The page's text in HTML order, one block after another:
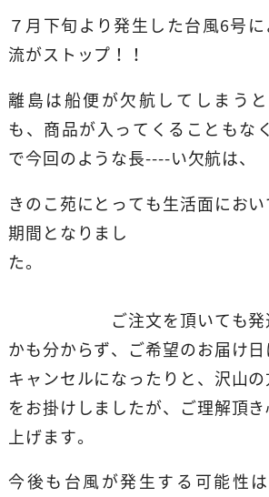
７月下旬より発生した台風6号
流がストップ！！
離島は船便が欠航してしまう
も、商品が入ってくることもな
で今回のような長----い欠航は、
きのこ苑にとっても生活面にお
期間となりまし
た
ご注文を頂いても発送
かも分からず、ご希望のお届け
キャンセルになったりと、沢山
をお掛けしましたが、ご理解頂
上げます。
今後も台風が発生する可能性